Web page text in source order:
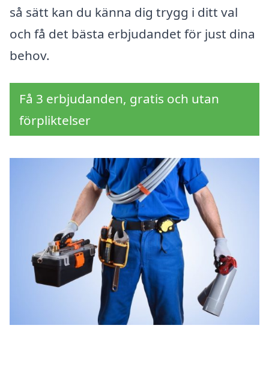
så sätt kan du känna dig trygg i ditt val
och få det bästa erbjudandet för just dina
behov.
Få 3 erbjudanden, gratis och utan
förpliktelser